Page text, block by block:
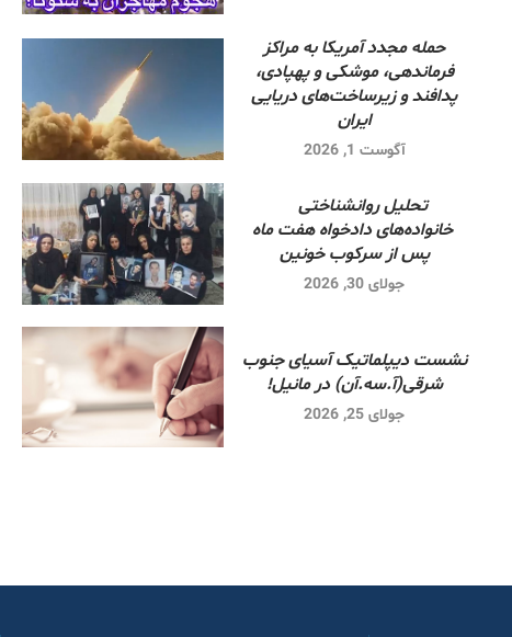
حمله مجدد آمریکا به مراکز
فرماندهی، موشکی و پهپادی،
پدافند و زیرساخت‌های دریایی
ایران
آگوست 1, 2026
تحلیل روانشناختی
خانواده‌های دادخواه هفت ماه
پس از سرکوب خونین
جولای 30, 2026
نشست دیپلماتیک آسیای جنوب
شرقی‌(آ.سه.آن) در مانیل!
جولای 25, 2026